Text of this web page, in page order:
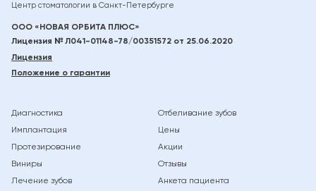
Центр стоматологии в Санкт-Петербурге
ООО «НОВАЯ ОРБИТА ПЛЮС»
Лицензия № Л041-01148-78/00351572 от 25.06.2020
Лицензия
Положение о гарантии
Диагностика
Имплантация
Протезирование
Виниры
Лечение зубов
Отбеливание зубов
Цены
Акции
Отзывы
Анкета пациента